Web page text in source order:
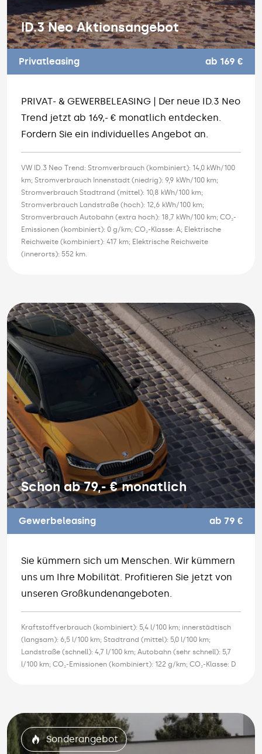
ID.3 Neo Aktionsangebot
Privatleasing ab 169 €
PRIVAT- & GEWERBELEASING | Der neue ID.3 Neo
Trend jetzt ab 169,- € monatlich entdecken.
Fordern Sie ein individuelles Angebot an.
VW ID.3 Neo Trend: Stromverbrauch (kombiniert): 14,0 kWh/100
km; Stromverbrauch Innenstadt (niedrig): 9,9 kWh/100 km;
Stromverbrauch Stadtrand (mittel): 10,8 kWh/100 km;
Stromverbrauch Landstraße (hoch): 12,6 kWh/100 km;
Stromverbrauch Autobahn (extra hoch): 18,7 kWh/100 km; CO₂-
Emissionen (kombiniert): 0 g/km; CO₂-Klasse: A; Elektrische
Reichweite (kombiniert): 417 km; Elektrische Reichweite
(innerorts): 552 km.
Schon ab 79,- € monatlich
Gewerbeleasing ab 79 €
Sie kümmern sich um Menschen. Wir kümmern
uns um Ihre Mobilität. Profitieren Sie jetzt von
unseren Großkundenangeboten.
Kraftstoffverbrauch (kombiniert): 5,4 l/100 km; innerstädtisch
(langsam): 6,5 l/100 km; Stadtrand (mittel): 5,0 l/100 km;
Landstraße (schnell): 4,7 l/100 km; Autobahn (sehr schnell): 5,7
l/100 km; CO₂-Emissionen (kombiniert): 122 g/km; CO₂-Klasse: D
Sonderangebot